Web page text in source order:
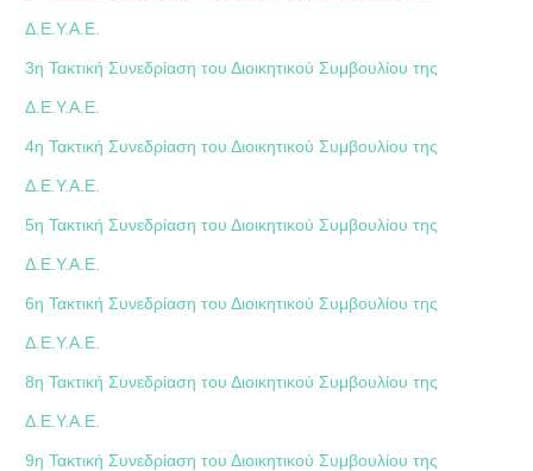
Δ.Ε.Υ.Α.Ε.
3η Τακτική Συνεδρίαση του Διοικητικού Συμβουλίου της
Δ.Ε.Υ.Α.Ε.
4η Τακτική Συνεδρίαση του Διοικητικού Συμβουλίου της
Δ.Ε.Υ.Α.Ε.
5η Τακτική Συνεδρίαση του Διοικητικού Συμβουλίου της
Δ.Ε.Υ.Α.Ε.
6η Τακτική Συνεδρίαση του Διοικητικού Συμβουλίου της
Δ.Ε.Υ.Α.Ε.
8η Τακτική Συνεδρίαση του Διοικητικού Συμβουλίου της
Δ.Ε.Υ.Α.Ε.
9η Τακτική Συνεδρίαση του Διοικητικού Συμβουλίου της